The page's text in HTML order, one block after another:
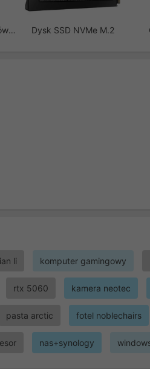
Akcesoria do telefonów GSM Dysk SSD NVMe M.2
li komputer gamingowy
rtx 5060 kamera neotec
pasta arctic fotel noblechairs
nas+synology